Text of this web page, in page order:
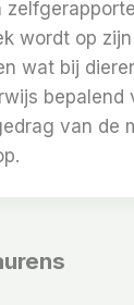
wordt op
wat bij
bepalend
van de